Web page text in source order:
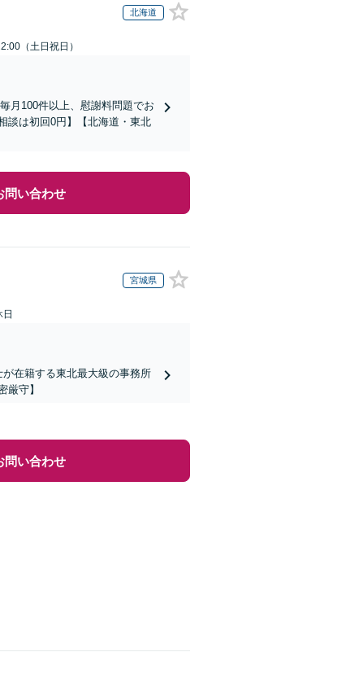
北海道
（土日祝日）
月100件以上、慰謝料問題でお
談は初回0円】【北海道・東北
問い合わせ
宮城県
在籍する東北最大級の事務所
厳守】
問い合わせ